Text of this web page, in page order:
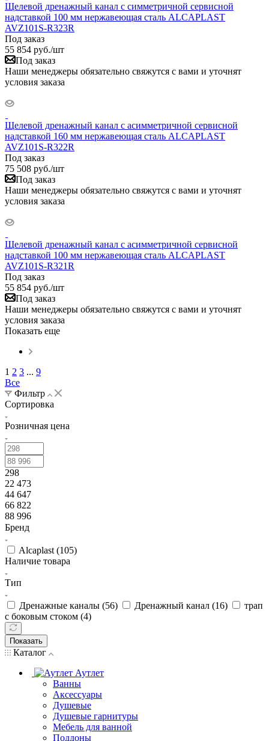
Щелевой дренажный канал с симметричной сервисной
надставкой 100 мм нержавеющая сталь ALCAPLAST
AVZ101S-R323R
Под заказ
55 854 руб./шт
Под заказ
Наши менеджеры обязательно свяжутся с вами и уточнят
условия заказа
Щелевой дренажный канал с асимметричной сервисной
надставкой 160 мм нержавеющая сталь ALCAPLAST
AVZ101S-R322R
Под заказ
75 508 руб./шт
Под заказ
Наши менеджеры обязательно свяжутся с вами и уточнят
условия заказа
Щелевой дренажный канал с асимметричной сервисной
надставкой 100 мм нержавеющая сталь ALCAPLAST
AVZ101S-R321R
Под заказ
55 854 руб./шт
Под заказ
Наши менеджеры обязательно свяжутся с вами и уточнят
условия заказа
Показать еще
1 2 3 ... 9
Все
Фильтр
Сортировка
Розничная цена
298
22 473
44 647
66 822
88 996
Бренд
Alcaplast (105)
Наличие товара
Тип
Дренажные каналы (56) Дренажный канал (16)
трап
с боковым стоком (4)
Показать
Каталог
Аутлет
Ванны
Аксессуары
Душевые
Душевые гарнитуры
Мебель для ванной
Поддоны